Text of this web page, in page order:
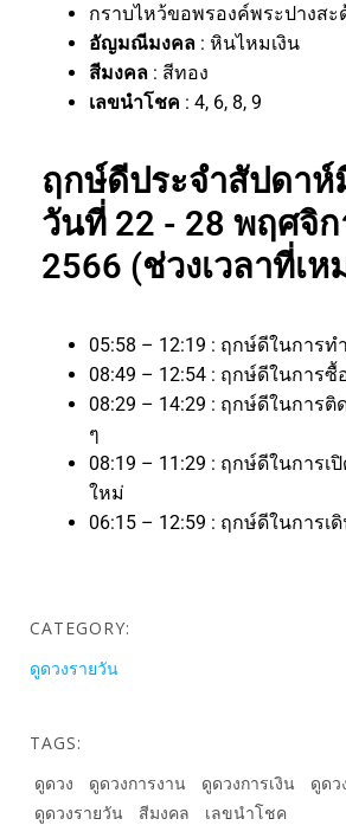
กราบไหว้ขอพรองค์พระปางสะ
อัญมณีมงคล : หินไหมเงิน
สีมงคล : สีทอง
เลขนำโชค : 4, 6, 8, 9
ฤกษ์ดีประจำสัปดาห์
วันที่ 22 - 28 พฤศจิ
2566 (ช่วงเวลาที่เห
05:58 – 12:19 : ฤกษ์ดีในการ
08:49 – 12:54 : ฤกษ์ดีในการ
08:29 – 14:29 : ฤกษ์ดีในการติ
ๆ
08:19 – 11:29 : ฤกษ์ดีในการเ
ใหม่
06:15 – 12:59 : ฤกษ์ดีในการเ
CATEGORY:
ดูดวงรายวัน
TAGS:
ดูดวง
ดูดวงการงาน ดูดวงการเงิน
ดูดว
ดูดวงรายวัน
สีมงคล เลขนำโชค